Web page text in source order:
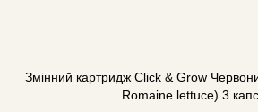
Змінний картридж Click & Grow
Romaine lettuce) 3